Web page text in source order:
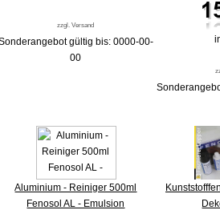
zzgl. Versand
gültig bis: 0000-00-
00
Aluminium - Reiniger 500ml
Fenosol AL - Emulsion